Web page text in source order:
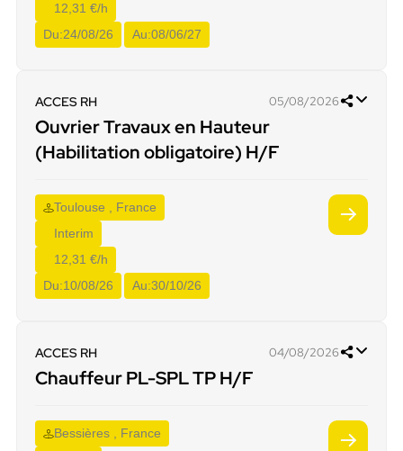
12,31 €/h
Du:24/08/26 Au:08/06/27
ACCES RH 05/08/2026
Ouvrier Travaux en Hauteur
(Habilitation obligatoire) H/F
Toulouse , France
Interim
12,31 €/h
Du:10/08/26 Au:30/10/26
ACCES RH 04/08/2026
Chauffeur PL-SPL TP H/F
Bessières , France